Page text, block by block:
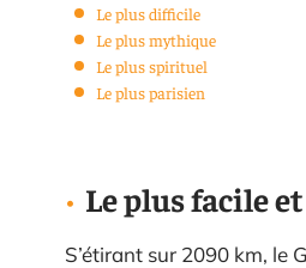
Le plus difficile
Le plus mythique
Le plus spirituel
Le plus parisien
Le plus facile
S’étirant sur 2090 km, le